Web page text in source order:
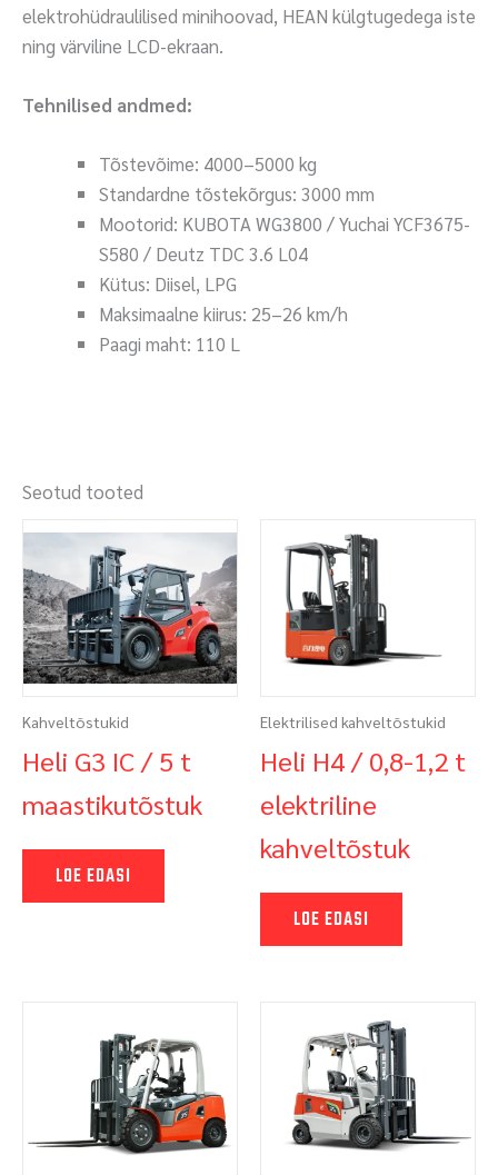
elektrohüdraulilised minihoovad, HEAN külgtugedega iste
ning värviline LCD-ekraan.
Tehnilised andmed:
Tõstevõime: 4000–5000 kg
Standardne tõstekõrgus: 3000 mm
Mootorid: KUBOTA WG3800 / Yuchai YCF3675-
S580 / Deutz TDC 3.6 L04
Kütus: Diisel, LPG
Maksimaalne kiirus: 25–26 km/h
Paagi maht: 110 L
Seotud tooted
Kahveltõstukid
Heli G3 IC / 5 t
maastikutõstuk
LOE EDASI
Elektrilised kahveltõstukid
Heli H4 / 0,8-1,2 t
elektriline
kahveltõstuk
LOE EDASI